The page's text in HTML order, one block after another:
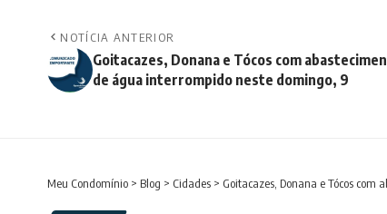
NOTÍCIA ANTERIOR
Goitacazes, Donana e Tócos com
de água interrompido neste domingo, 9
Meu Condomínio > Blog > Cidades > Goitacazes, Donana e Tócos